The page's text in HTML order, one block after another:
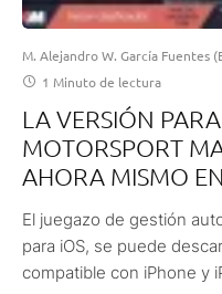
M. Alejandro W. García Fuentes
1 Minuto de lectura
LA VERSIÓN
MOTORSPORT
AHORA MISMO
El juegazo de gestión
para iOS, se puede
compatible con iPhone y